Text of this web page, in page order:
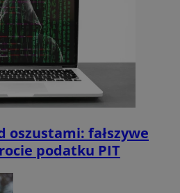
oszustami: fałszywe
podatku PIT